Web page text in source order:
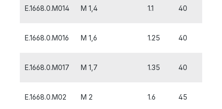
E.1668.0.M014 M 1,4 1.1 40
E.1668.0.M016 M 1,6 1.25 40
E.1668.0.M017 M 1,7 1.35 40
E.1668.0.M02 M 2 1.6 45